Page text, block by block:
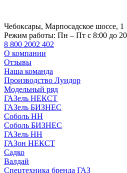
Чебоксары, Марпосадское шоссе, 1
Режим работы: Пн – Пт с 8:00 до
8 800 2002 402
О компании
Отзывы
Наша команда
Производство Луидор
Модельный ряд
ГАЗель НЕКСТ
ГАЗель БИЗНЕС
Соболь НН
Соболь БИЗНЕС
ГАЗель НН
ГАЗон НЕКСТ
Садко
Валдай
Спецтехника бренда ГАЗ